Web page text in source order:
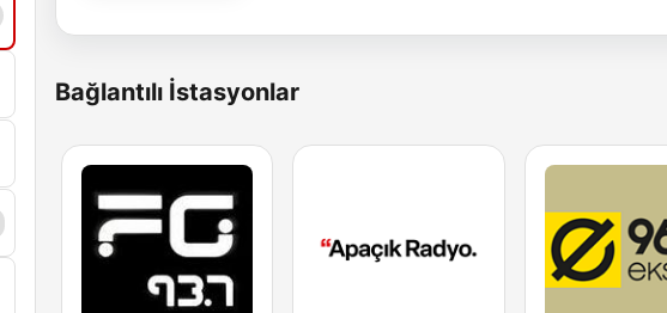
Bağlantılı İstasyonlar